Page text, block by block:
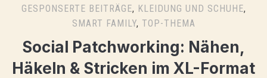
GESPONSERTE BEITRÄGE, KLEIDUNG UND SCHUHE,
SMART FAMILY, TOP-THEMA
Social Patchworking: Nähen,
Häkeln & Stricken im XL-Format